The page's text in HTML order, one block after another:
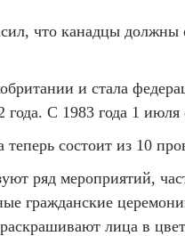
что канадцы
и стала
С 1983 года 1
состоит из 10
ряд мероприятий,
гражданские
лица в